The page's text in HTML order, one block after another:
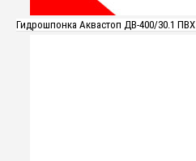
Гидрошпонка Аквастоп ДВ-400/30.1 ПВХ